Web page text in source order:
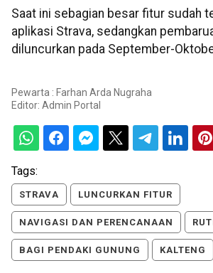
Saat ini sebagian besar fitur sudah
aplikasi Strava, sedangkan
diluncurkan pada September-
Pewarta : Farhan Arda Nugraha
Editor: Admin Portal
Tags:
STRAVA LUNCURKAN FITUR
NAVIGASI DAN PERENCANAAN
BAGI PENDAKI GUNUNG KALTENG